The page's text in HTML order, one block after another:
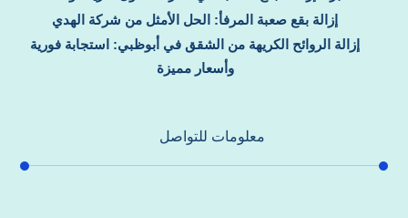
إزالة بقع صعبة المرفأ: الحل الأمثل من شركة الهدي
إزالة الروائح الكريهة من الشقق في أبوظبي: استجابة فورية
وأسعار مميزة
معلومات للتواصل